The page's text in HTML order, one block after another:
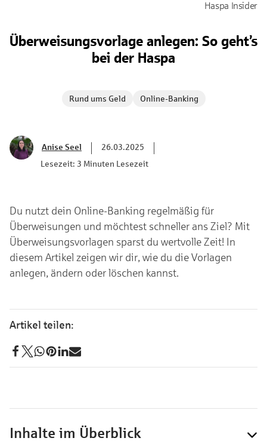
Haspa Insider
Überweisungsvorlage anlegen: So geht’s
bei der Haspa
Rund ums Geld Online-Banking
Anise Seel
26.03.2025
Lesezeit: 3 Minuten Lesezeit
Du nutzt dein Online-Banking regelmäßig für
Überweisungen und möchtest schneller ans Ziel? Mit
Überweisungsvorlagen sparst du wertvolle Zeit! In
diesem Artikel zeigen wir dir, wie du die Vorlagen
anlegen, ändern oder löschen kannst.
Inhalte im Überblick